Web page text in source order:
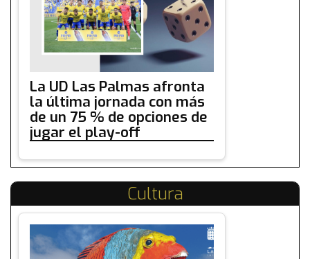
La UD Las Palmas afronta
la última jornada con más
de un 75 % de opciones de
jugar el play-off
Cultura